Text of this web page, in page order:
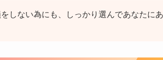
しない為にも、しっかり選んであなたに